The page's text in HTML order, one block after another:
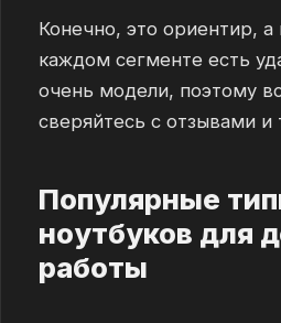
Конечно, это ориентир, а
каждом сегменте есть
очень модели, поэтому
сверяйтесь с отзывами и
Популярные
ноутбуков для
работы